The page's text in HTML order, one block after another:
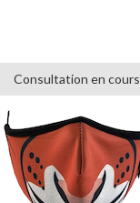
Consultation en cours